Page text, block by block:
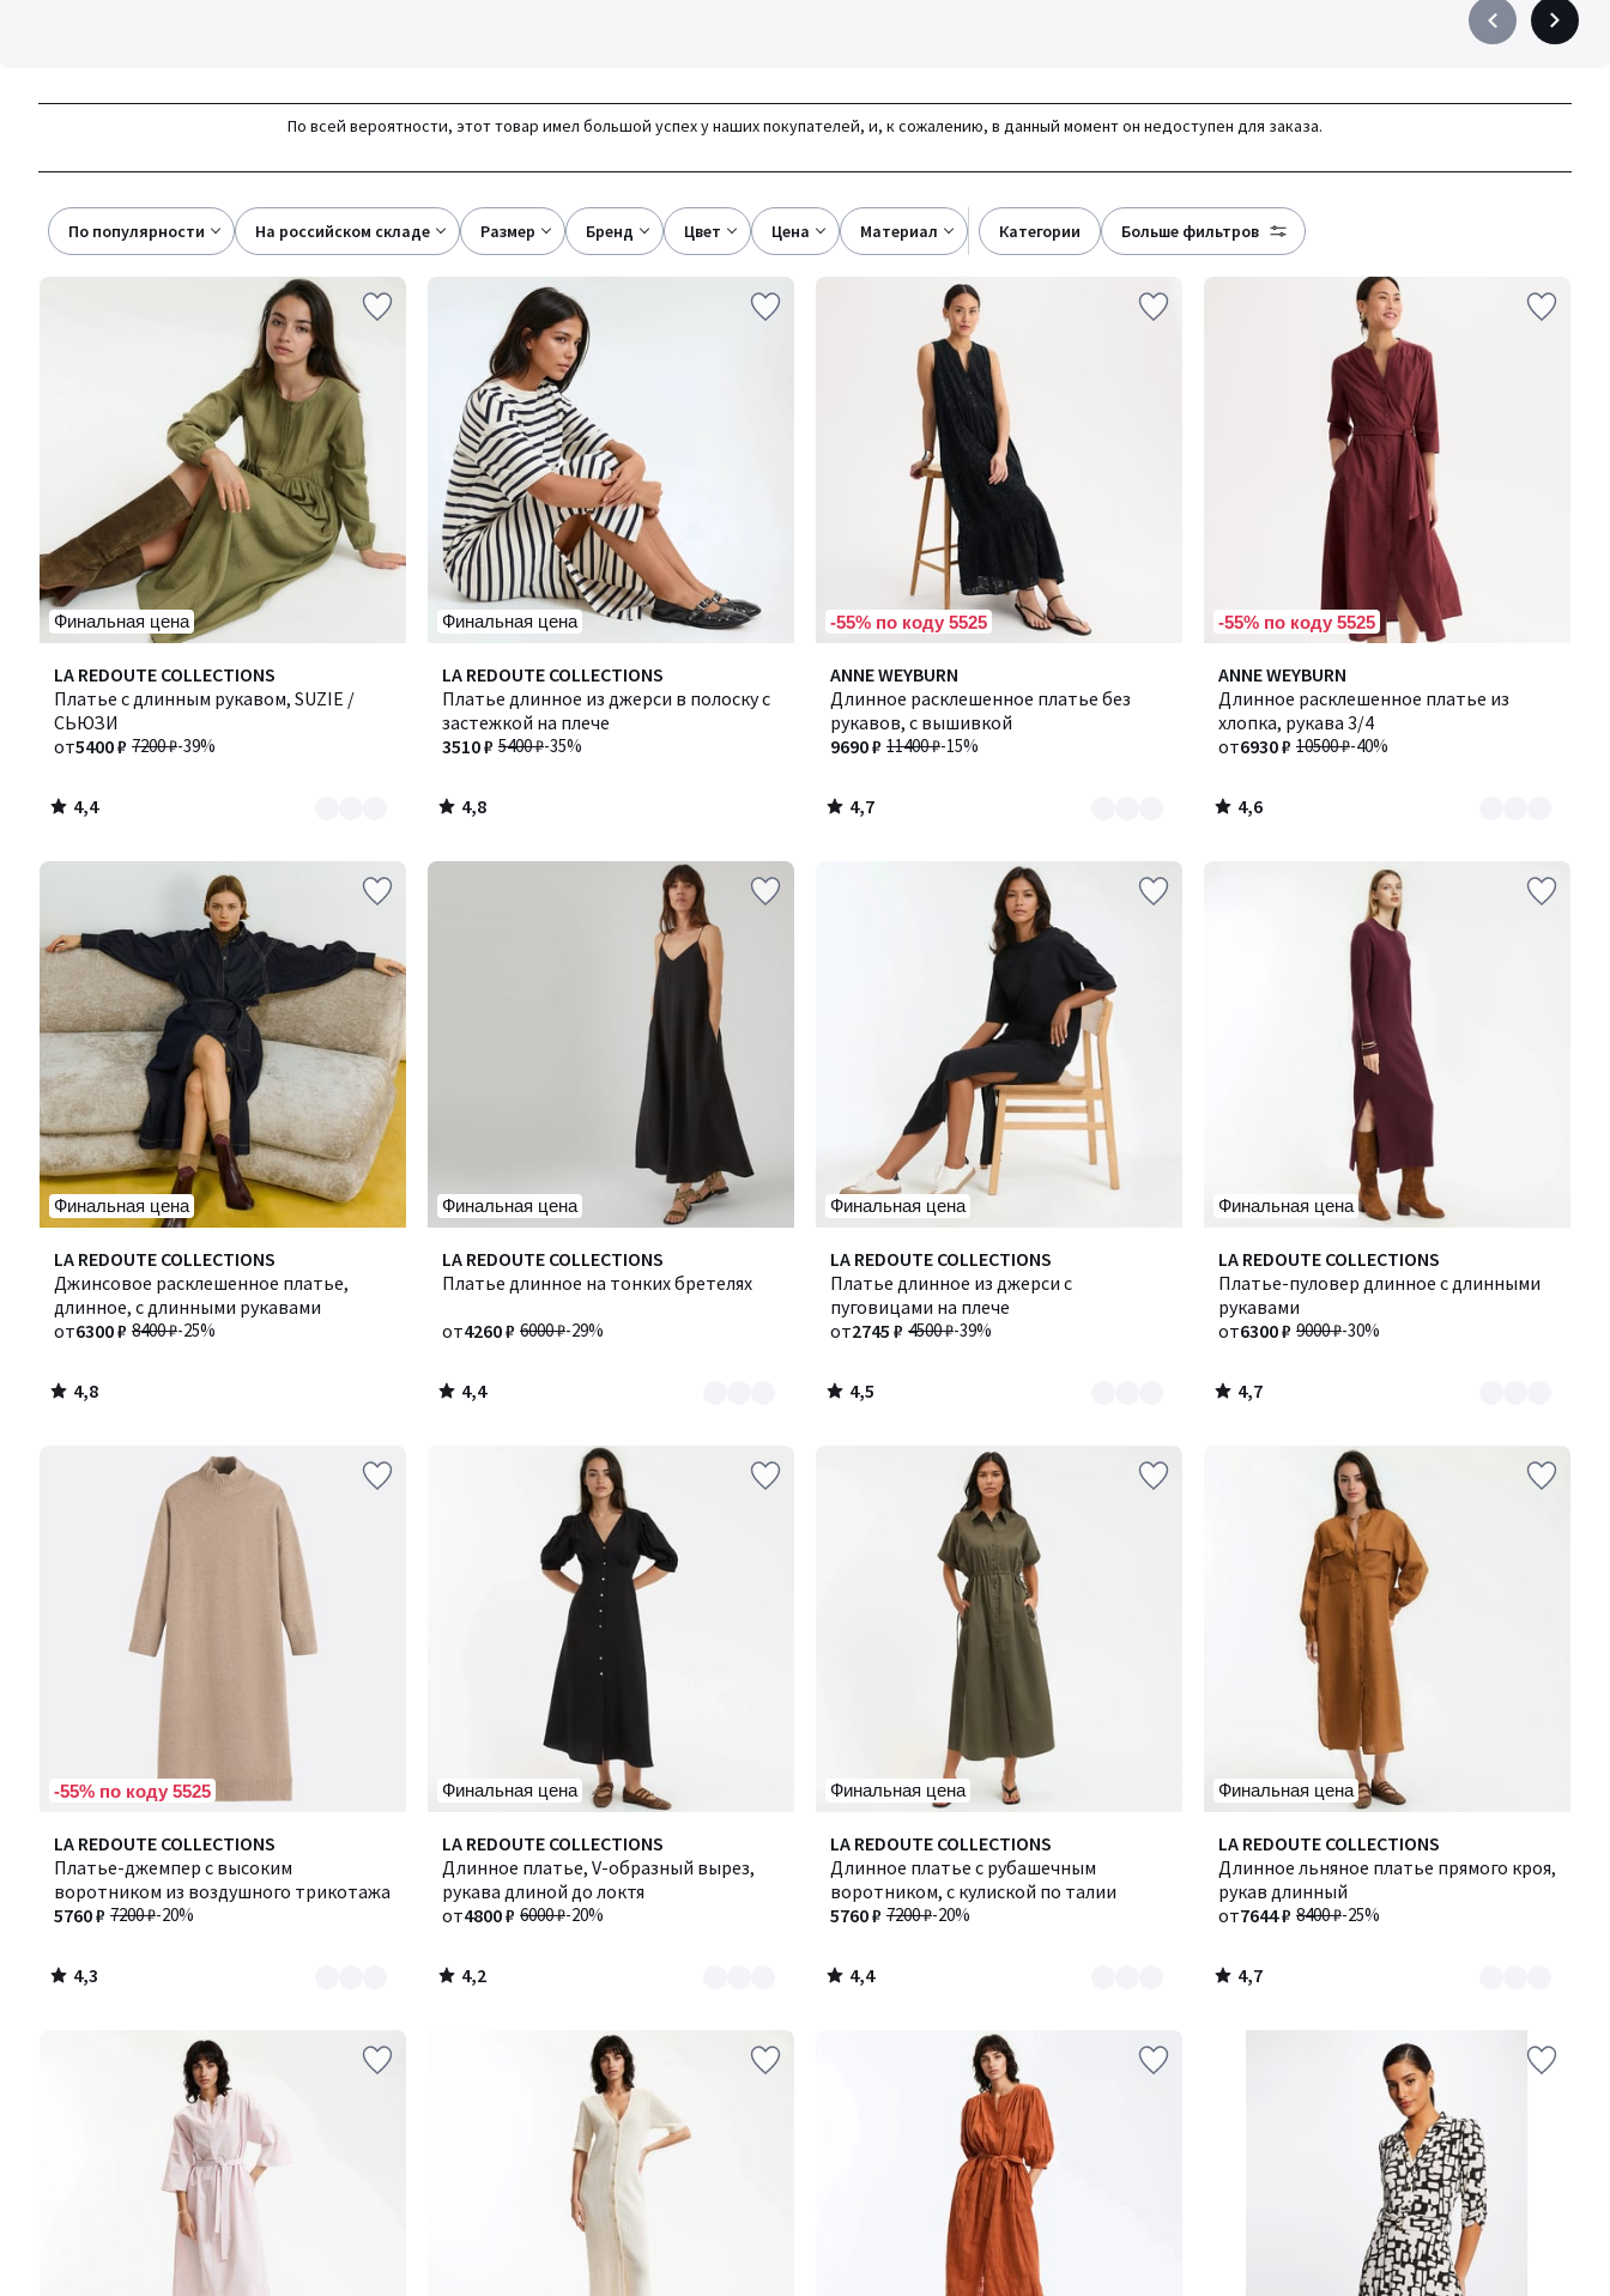
Précédent
à
Suivant
à
По всей вероятности, этот товар имел большой успех у наших покупателей, и, к сожалению, в данный момент он недоступен для заказа.
По популярности на российском складе размер бренд цвет цена материал категории больше фильтров
Финальная цена
LA REDOUTE COLLECTIONS
Платье с длинным рукавом, SUZIE /
СЬЮЗИ
7200 ₽-39%
от5400 ₽
4,4
/ 5
Количество
цветов:
3
4,4
/
Финальная цена
LA REDOUTE COLLECTIONS
Платье длинное из джерси в полоску с
застежкой на плече
5400 ₽-35%
3510 ₽
4,8
/ 5
4,8
/
-55% по коду 5525
ANNE WEYBURN
Длинное расклешенное платье без
рукавов, с вышивкой
11400 ₽-15%
9690 ₽
4,7
/ 5
Количество
цветов:
2
4,7
/
-55% по коду 5525
ANNE WEYBURN
Длинное расклешенное платье из
хлопка, рукава 3/4
10500 ₽-40%
от6930 ₽
4,6
/ 5
Количество
цветов:
2
4,6
/
Финальная цена
LA REDOUTE COLLECTIONS
Джинсовое расклешенное платье,
длинное, с длинными рукавами
8400 ₽-25%
от6300 ₽
4,8
/ 5
4,8
/
Финальная цена
LA REDOUTE COLLECTIONS
Платье длинное на тонких бретелях
6000 ₽-29%
от4260 ₽
4,4
/ 5
Количество
цветов:
4,4
/
Финальная цена
LA REDOUTE COLLECTIONS
Платье длинное из джерси с
пуговицами на плече
4500 ₽-39%
от2745 ₽
4,5
/ 5
Количество
цветов:
2
4,5
/
Финальная цена
LA REDOUTE COLLECTIONS
Платье-пуловер длинное с длинными
рукавами
9000 ₽-30%
от6300 ₽
4,7
/ 5
Количество
цветов:
3
4,7
/
-55% по коду 5525
LA REDOUTE COLLECTIONS
Платье-джемпер с высоким
воротником из воздушного трикотажа
7200 ₽-20%
5760 ₽
4,3
/ 5
Количество
цветов:
2
4,3
/
Финальная цена
LA REDOUTE COLLECTIONS
Длинное платье, V-образный вырез,
рукава длиной до локтя
6000 ₽-20%
от4800 ₽
4,2
/ 5
Количество
цветов:
2
4,2
/
Финальная цена
LA REDOUTE COLLECTIONS
Длинное платье с рубашечным
воротником, с кулиской по талии
7200 ₽-20%
5760 ₽
4,4
/ 5
Количество
цветов:
2
4,4
/
Финальная цена
LA REDOUTE COLLECTIONS
Длинное льняное платье прямого кроя,
рукав длинный
8400 ₽-25%
от7644 ₽
4,7
/ 5
Количество
цветов:
3
4,7
/